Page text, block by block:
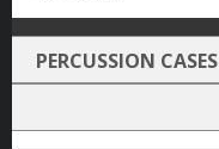
PERCUSSION CASES